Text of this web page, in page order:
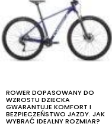
ROWER DOPASOWANY DO
WZROSTU DZIECKA
GWARANTUJE KOMFORT I
BEZPIECZEŃSTWO JAZDY. JAK
WYBRAĆ IDEALNY ROZMIAR?